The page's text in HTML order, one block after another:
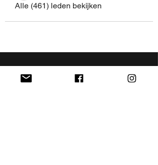
Alle (461) leden bekijken